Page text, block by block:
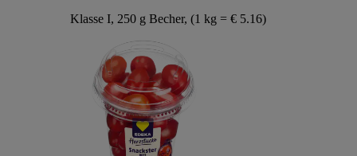
Klasse I, 250 g Becher, (1 kg = € 5.16)